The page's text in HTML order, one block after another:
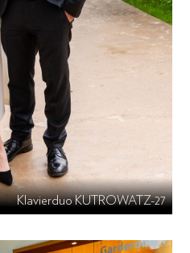
Klavierduo KUTROWATZ-27